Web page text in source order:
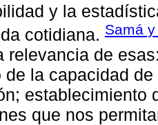
y la
cotidiana. Samá
relevancia de
de la capacidad
establecimiento
que nos